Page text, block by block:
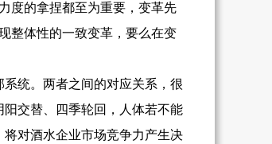
度的拿捏都至为重要，变革先
整体性的一致变革，要么在变
统。两者之间的对应关系，很
交替、四季轮回，人体若不能
对酒水企业市场竞争力产生决